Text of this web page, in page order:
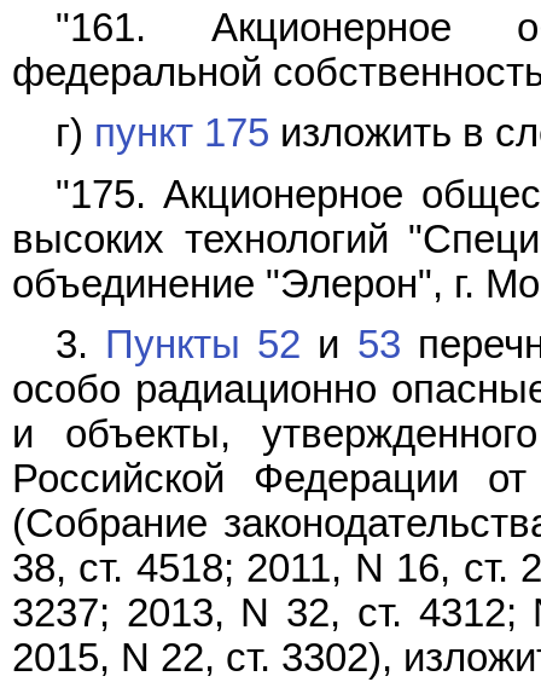
"161. Акционерное
федеральной
г) пункт 175 изложить в
"175. Акционерное
высоких технологий
объединение "Элерон", г.
3. Пункты 52 и 53
особо радиационно
и объекты,
Российской Федерации
(Собрание
38, ст. 4518; 2011, N 16, ст.
3237; 2013, N 32, ст. 4312;
2015, N 22, ст. 3302),